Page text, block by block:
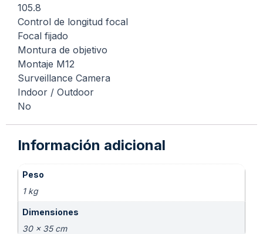
105.8
Control de longitud focal
Focal fijado
Montura de objetivo
Montaje M12
Surveillance Camera
Indoor / Outdoor
No
Información adicional
Peso
1 kg
Dimensiones
30 × 35 cm